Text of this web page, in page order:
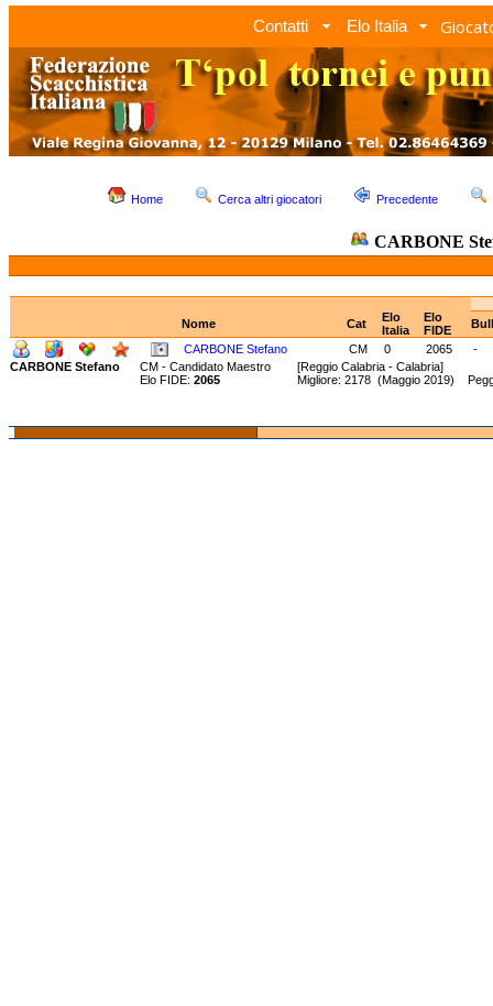
Contatti Elo Italia
Home Cerca altri giocatori Precedente
CARBONE
Nome Cat
Elo
Italia
Elo
FIDE
CARBONE Stefano
CM 0 2065
-
CARBONE Stefano
CM - Candidato Maestro [Reggio Calabria - Calabria]
Elo FIDE: 2065 Migliore: 2178 (Maggio 2019)